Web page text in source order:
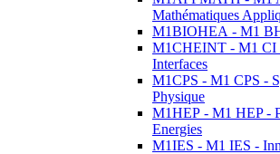
Mathématiques
M1BIOHEA - M1
M1CHEINT - M1 CI
Interfaces
M1CPS - M1 CPS -
Physique
M1HEP - M1 HEP -
Energies
M1IES - M1 IES -